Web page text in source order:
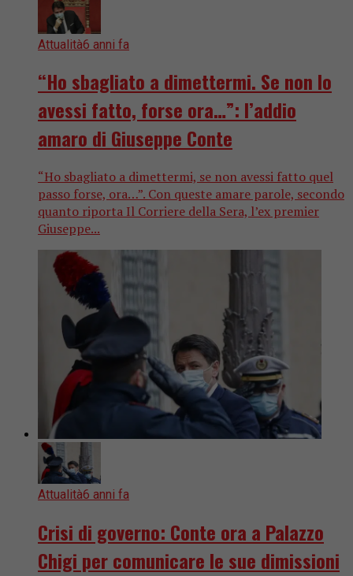
Attualità6 anni fa
“Ho sbagliato a dimettermi. Se non lo
avessi fatto, forse ora…”: l’addio
amaro di Giuseppe Conte
“Ho sbagliato a dimettermi, se non avessi fatto quel
passo forse, ora…”. Con queste amare parole, secondo
quanto riporta Il Corriere della Sera, l’ex premier
Giuseppe...
Attualità6 anni fa
Crisi di governo: Conte ora a Palazzo
Chigi per comunicare le sue dimissioni